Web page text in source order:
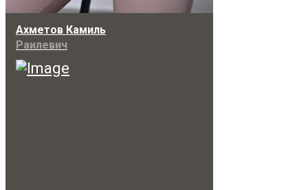
Ахметов Камиль
Раилевич